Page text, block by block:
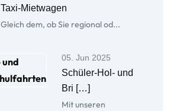
Taxi-Mietwagen
Gleich dem, ob Sie regional od...
05. Jun 2025
Schüler-Hol- und
Bri […]
Mit unseren